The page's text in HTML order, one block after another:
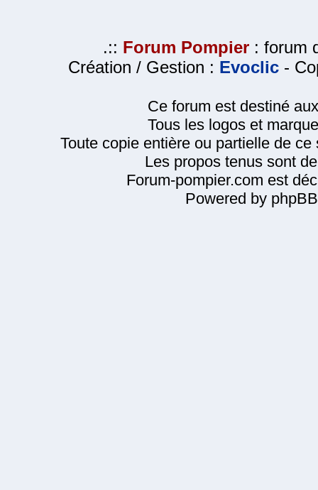
.:: Forum Pompier : forum
Création / Gestion : Evoclic -
Ce forum est destiné
Tous les logos et
Toute copie entière ou partielle de
Les propos tenus sont
Forum-pompier.com est
Powered by